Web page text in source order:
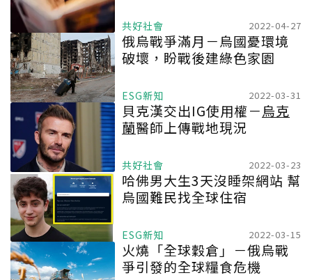
共好社會 2022-04-27
俄烏戰爭滿月－烏國憂環境
破壞，盼戰後建綠色家園
ESG新知 2022-03-31
貝克漢交出IG使用權－烏克
蘭醫師上傳戰地現況
共好社會 2022-03-23
哈佛男大生3天沒睡架網站 幫
烏國難民找全球住宿
ESG新知 2022-03-15
火燒「全球穀倉」－俄烏戰
爭引發的全球糧食危機